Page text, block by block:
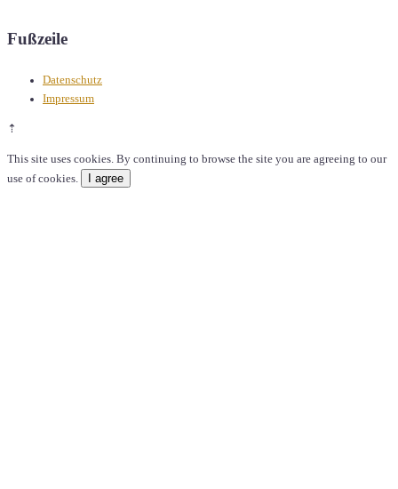
Fußzeile
Datenschutz
Impressum
⇡
This site uses cookies. By continuing to browse the site you are agreeing to our
use of cookies.
I agree